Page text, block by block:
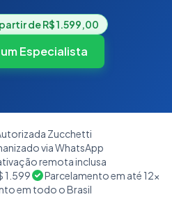
de R$ 1.599,00
Especialista
Zucchetti
via WhatsApp
remota inclusa
1.599
Parcelamento em até 12x
em todo o Brasil